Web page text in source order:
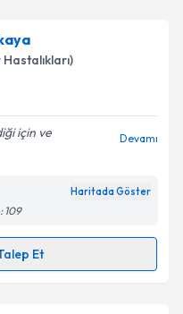
takvimi talebi
almanız için bir
ile bilgilendireceğiz.
ilişkin
Aydınlatma
verilerimin belirtilen
ediyorum.
için ve
Devamı
Haritada Göster
109
Et